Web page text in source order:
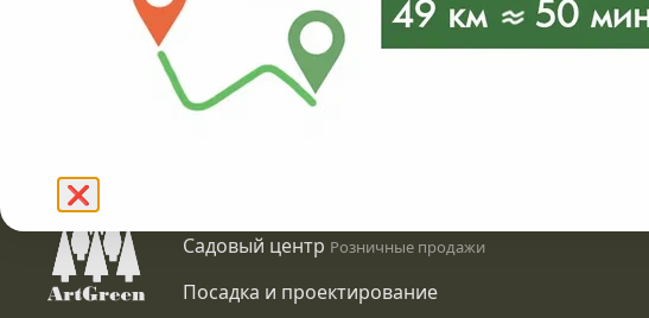
❌
Подробнее
Садовый центр Розничные продажи
Посадка и проектирование